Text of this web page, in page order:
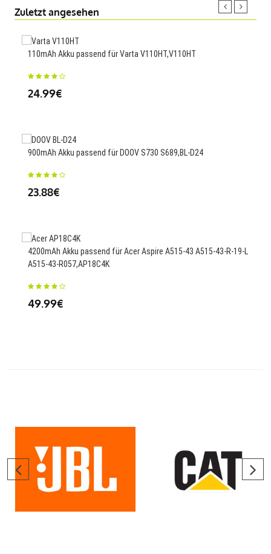
Zuletzt angesehen
110mAh Akku passend für Varta V110HT,V110HT
24.99€
900mAh Akku passend für DOOV S730 S689,BL-D24
23.88€
4200mAh Akku passend für Acer Aspire A515-43 A515-43-R-19-L
A515-43-R057,AP18C4K
49.99€